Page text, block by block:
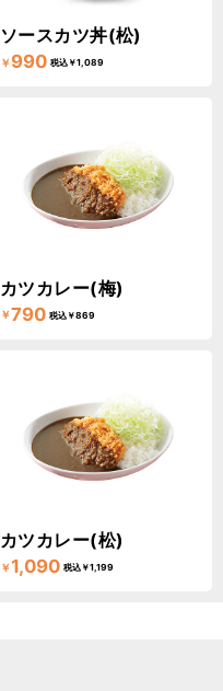
ソースカツ丼(松)
￥ 990 税込￥1,089
カツカレー(梅)
￥790 税込￥869
カツカレー(松)
￥1,090 税込￥1,199